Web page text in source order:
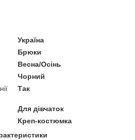
Україна
Брюки
Весна/Осінь
Чорний
Так
Для дівчаток
Креп-костюмка